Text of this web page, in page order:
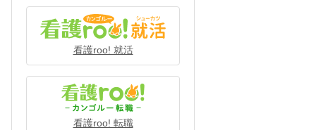
看護roo! 就活
看護roo! 転職